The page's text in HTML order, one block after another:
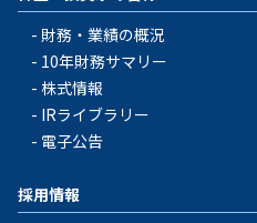
財務・業績の概況
10年財務サマリー
株式情報
IRライブラリー
電子公告
採用情報